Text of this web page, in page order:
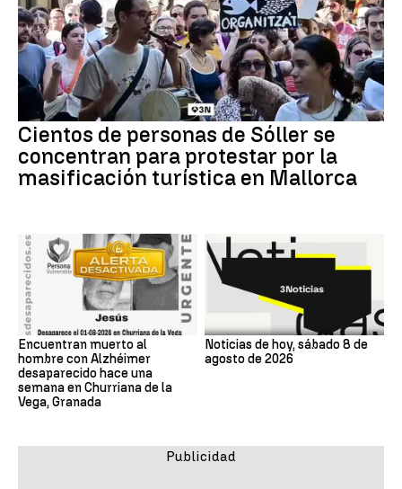
Cientos de personas de Sóller se
concentran para protestar por la
masificación turística en Mallorca
Encuentran muerto al
hombre con Alzhéimer
desaparecido hace una
semana en Churriana de la
Vega, Granada
Noticias de hoy, sábado 8 de
agosto de 2026